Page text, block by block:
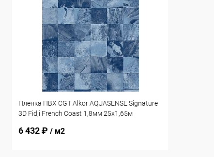
Пленка ПВХ CGT Alkor AQUASENSE Signature
3D Fidji French Coast 1,8мм 25х1,65м
6 432 ₽ / м2